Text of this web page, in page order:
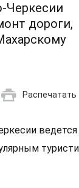
Черкесии
дороги,
Распечатать